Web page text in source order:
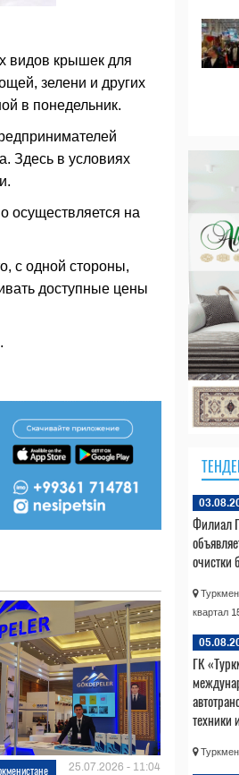
видов крышек для
зелени и других
в понедельник.
Здесь в условиях
осуществляется на
с одной стороны,
доступные цены
25.07.2026 - 11:04
Филиал
очистки
квартал
ГК
техники